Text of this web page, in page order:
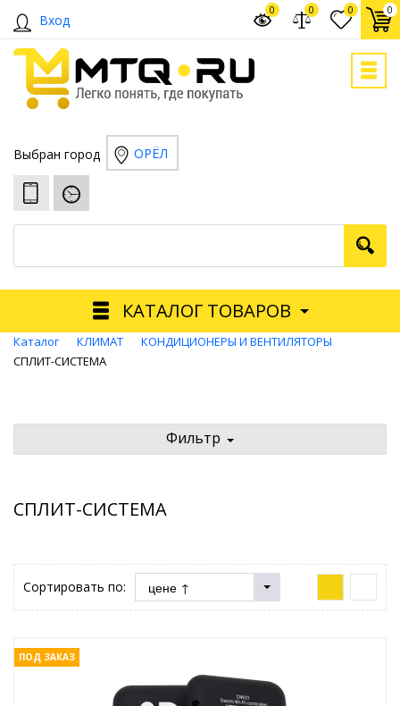
Вход
0 0
0 0
Выбран город ОРЁЛ
КАТАЛОГ ТОВАРОВ
Каталог КЛИМАТ
КОНДИЦИОНЕРЫ И ВЕНТИЛЯТОРЫ
СПЛИТ-СИСТЕМА
Фильтр
СПЛИТ-СИСТЕМА
Сортировать по:
ПОД ЗАКАЗ